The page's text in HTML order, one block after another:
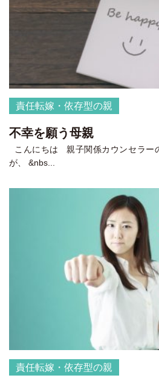
責任転嫁・依存型の親
不幸を願う母親
こんにちは 親子関係カウンセラー
が、 &nbs...
責任転嫁・依存型の親